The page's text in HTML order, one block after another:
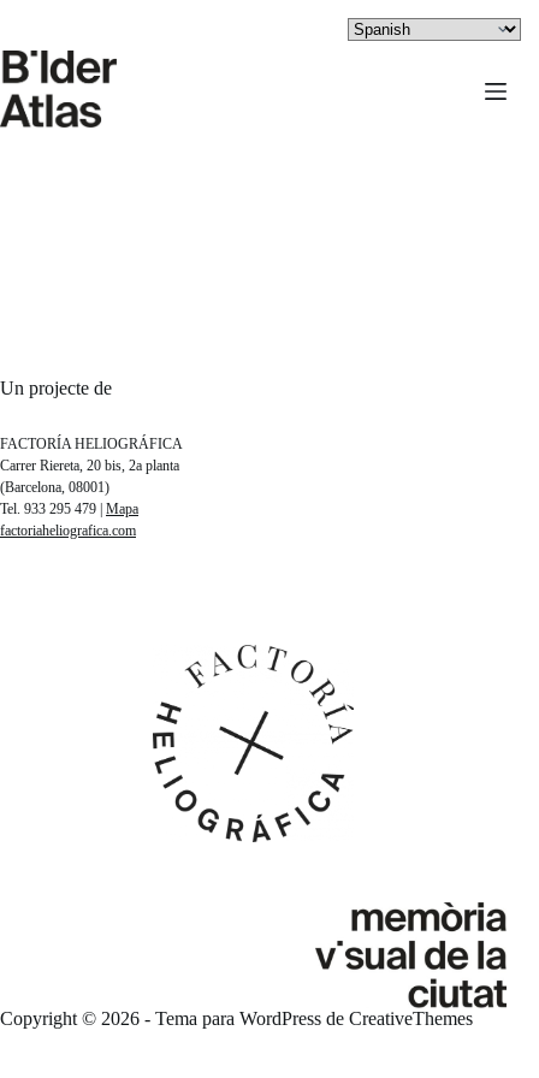
contenido
Un projecte de
FACTORÍA HELIOGRÁFICA
Carrer Riereta, 20 bis, 2a planta
(Barcelona, 08001)
Tel. 933 295 479 | Mapa
factoriaheliografica.com
Copyright © 2026 - Tema para WordPress de CreativeThemes